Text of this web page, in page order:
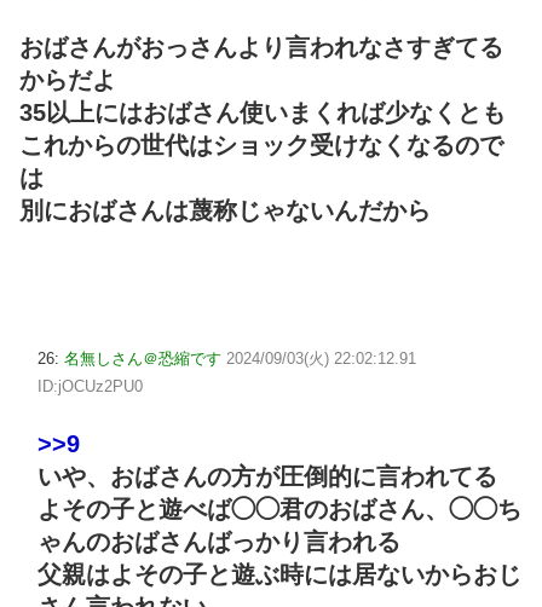
おばさんがおっさんより言われなさすぎてる
からだよ
35以上にはおばさん使いまくれば少なくとも
これからの世代はショック受けなくなるので
は
別におばさんは蔑称じゃないんだから
26: 名無しさん＠恐縮です 2024/09/03(火) 22:02:12.91
ID:jOCUz2PU0
>>9
いや、おばさんの方が圧倒的に言われてる
よその子と遊べば◯◯君のおばさん、◯◯ち
ゃんのおばさんばっかり言われる
父親はよその子と遊ぶ時には居ないからおじ